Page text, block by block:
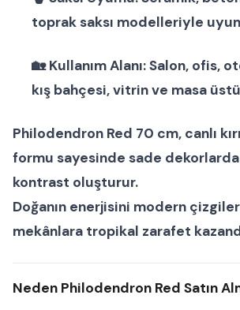
toprak saksı modelleriyle
🏡Kullanım Alanı:Salon, ofis,
kış bahçesi, vitrin ve masa
Philodendron Red 70 cm, canlı
formu sayesinde sade
kontrast oluşturur.
Doğanın enerjisini modern
mekânlara tropikal zarafet
Neden Philodendron Red Satın